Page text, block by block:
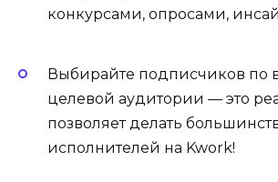
конкурсами, опросами,
Выбирайте подписчиков по
целевой аудитории — это
позволяет делать
исполнителей на Kwork!